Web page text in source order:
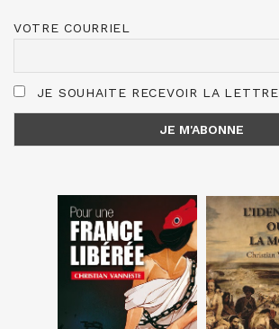
VOTRE COURRIEL
JE SOUHAITE RECEVOIR LA LETTRE